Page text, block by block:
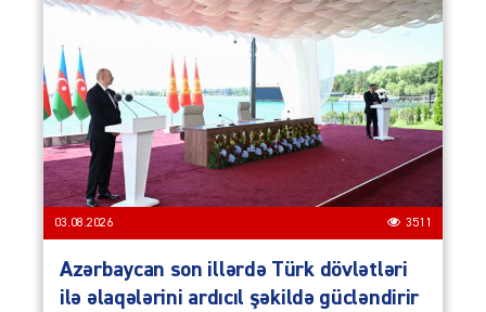
03.08.2026 3511
Azərbaycan son illərdə Türk dövlətləri
ilə əlaqələrini ardıcıl şəkildə gücləndirir